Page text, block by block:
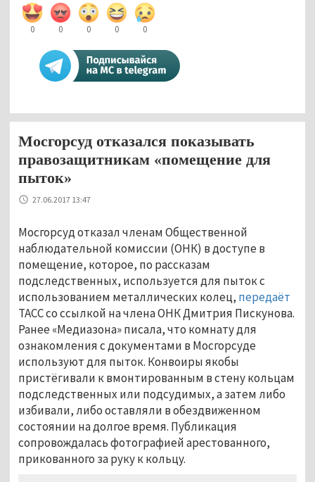
0 0 0 0 0
Мосгорсуд отказался показывать
правозащитникам «помещение для
пыток»
27.06.2017 13:47
Мосгорсуд отказал членам Общественной
наблюдательной комиссии (ОНК) в доступе в
помещение, которое, по рассказам
подследственных, используется для пыток с
использованием металлических колец, передаёт
ТАСС со ссылкой на члена ОНК Дмитрия Пискунова.
Ранее «Медиазона» писала, что комнату для
ознакомления с документами в Мосгорсуде
используют для пыток. Конвоиры якобы
пристёгивали к вмонтированным в стену кольцам
подследственных или подсудимых, а затем либо
избивали, либо оставляли в обездвиженном
состоянии на долгое время. Публикация
сопровождалась фотографией арестованного,
прикованного за руку к кольцу.